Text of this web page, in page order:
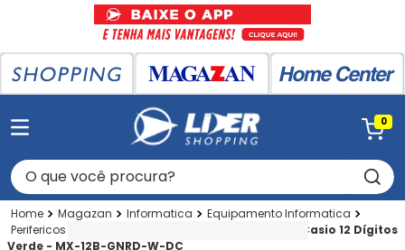
0
O que você procura?
Magazan Informatica
Equipamento Informatica
Perifericos
Calculadora de Mesa Casio 12 Dígitos
Verde - MX-12B-GNRD-W-DC